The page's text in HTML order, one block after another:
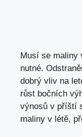
Musí se maliny
nutné.
dobrý vliv na
růst bočních
výnosů v příští
maliny v létě,